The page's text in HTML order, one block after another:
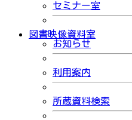
セミナー室
図書映像資料室
お知らせ
利用案内
所蔵資料検索